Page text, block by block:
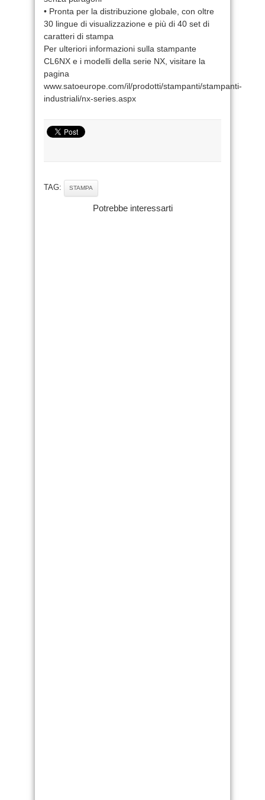
• Pronta per la distribuzione globale, con oltre
30 lingue di visualizzazione e più di 40 set di
caratteri di stampa
Per ulteriori informazioni sulla stampante
CL6NX e i modelli della serie NX, visitare la
pagina
www.satoeurope.com/il/prodotti/stampanti/stampanti-
industriali/nx-series.aspx
TAG: STAMPA
Potrebbe interessarti